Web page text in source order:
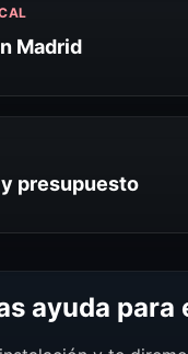
Madrid
presupuesto
ayuda para